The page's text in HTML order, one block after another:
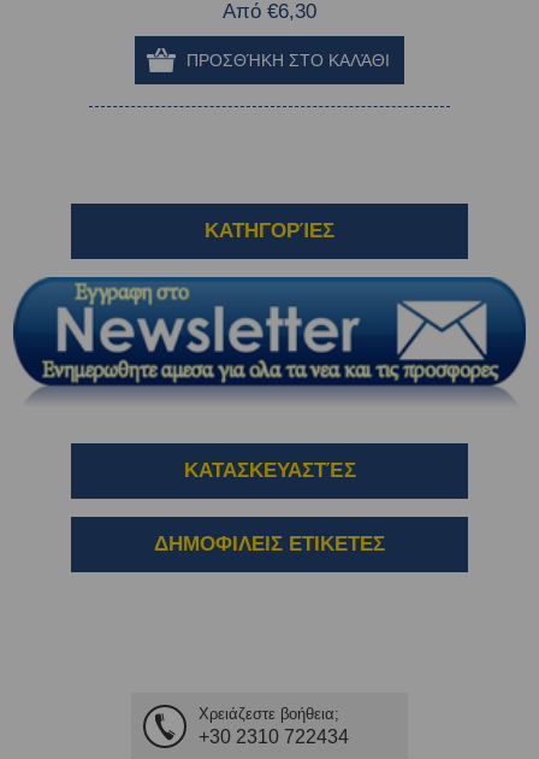
Από €6,30
ΚΑΤΗΓΟΡΊΕΣ
ΚΑΤΑΣΚΕΥΑΣΤΈΣ
ΔΗΜΟΦΙΛΕΙΣ ΕΤΙΚΕΤΕΣ
Χρειάζεστε βοήθεια;
+30 2310 722434